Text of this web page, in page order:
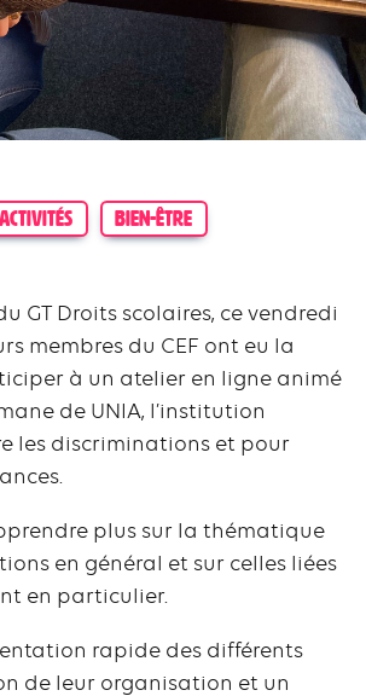
ACTIVITÉS BIEN-ÊTRE
GT Droits scolaires, ce vendredi
membres du CEF ont eu la
à un atelier en ligne animé
de UNIA, l’institution
les discriminations et pour
plus sur la thématique
en général et sur celles liées
en particulier.
rapide des différents
de leur organisation et un